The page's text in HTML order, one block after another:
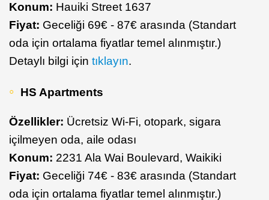
Konum: Hauiki Street 1637
Fiyat: Geceliği 69€ - 87€ arasında (Standart
oda için ortalama fiyatlar temel alınmıştır.)
Detaylı bilgi için tıklayın.
HS Apartments
Özellikler: Ücretsiz Wi-Fi, otopark, sigara
içilmeyen oda, aile odası
Konum: 2231 Ala Wai Boulevard, Waikiki
Fiyat: Geceliği 74€ - 83€ arasında (Standart
oda için ortalama fiyatlar temel alınmıştır.)